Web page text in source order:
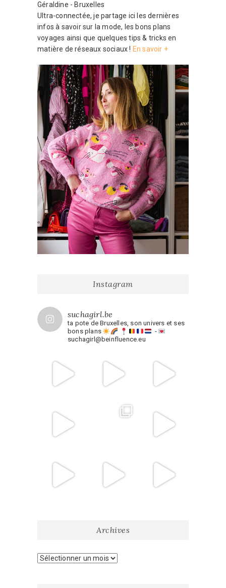
Géraldine - Bruxelles
Ultra-connectée, je partage ici les dernières
infos à savoir sur la mode, les bons plans
voyages ainsi que quelques tips & tricks en
matière de réseaux sociaux ! En savoir +
Instagram
suchagirl.be
ta pote de Bruxelles, son univers et ses
bons plans
-
suchagirl@beinfluence.eu
Archives
Archives